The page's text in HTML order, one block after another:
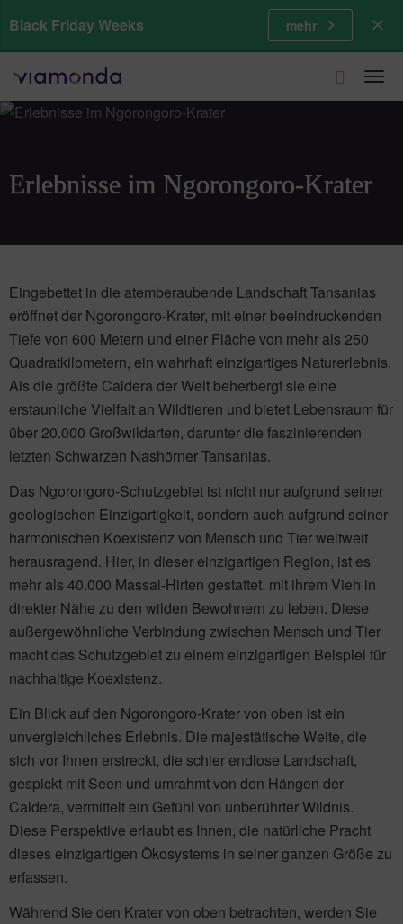
Black Friday Weeks mehr
Erlebnisse im Ngorongoro-Krater
Eingebettet in die atemberaubende Landschaft Tansanias
eröffnet der Ngorongoro-Krater, mit einer beeindruckenden
Tiefe von 600 Metern und einer Fläche von mehr als 250
Quadratkilometern, ein wahrhaft einzigartiges Naturerlebnis.
Als die größte Caldera der Welt beherbergt sie eine
erstaunliche Vielfalt an Wildtieren und bietet Lebensraum für
über 20.000 Großwildarten, darunter die faszinierenden
letzten Schwarzen Nashörner Tansanias.
Das Ngorongoro-Schutzgebiet ist nicht nur aufgrund seiner
geologischen Einzigartigkeit, sondern auch aufgrund seiner
harmonischen Koexistenz von Mensch und Tier weltweit
herausragend. Hier, in dieser einzigartigen Region, ist es
mehr als 40.000 Massai-Hirten gestattet, mit ihrem Vieh in
direkter Nähe zu den wilden Bewohnern zu leben. Diese
außergewöhnliche Verbindung zwischen Mensch und Tier
macht das Schutzgebiet zu einem einzigartigen Beispiel für
nachhaltige Koexistenz.
Ein Blick auf den Ngorongoro-Krater von oben ist ein
unvergleichliches Erlebnis. Die majestätische Weite, die
sich vor Ihnen erstreckt, die schier endlose Landschaft,
gespickt mit Seen und umrahmt von den Hängen der
Caldera, vermittelt ein Gefühl von unberührter Wildnis.
Diese Perspektive erlaubt es Ihnen, die natürliche Pracht
dieses einzigartigen Ökosystems in seiner ganzen Größe zu
erfassen.
Während Sie den Krater von oben betrachten, werden Sie